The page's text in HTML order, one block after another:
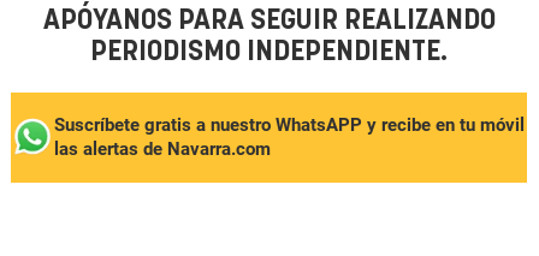
APÓYANOS PARA SEGUIR REALIZANDO
PERIODISMO INDEPENDIENTE.
Suscríbete gratis a nuestro WhatsAPP y recibe en tu móvil
las alertas de Navarra.com